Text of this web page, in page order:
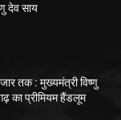
देव साय
तक : मुख्यमंत्री विष्णु
का प्रीमियम हैंडलूम